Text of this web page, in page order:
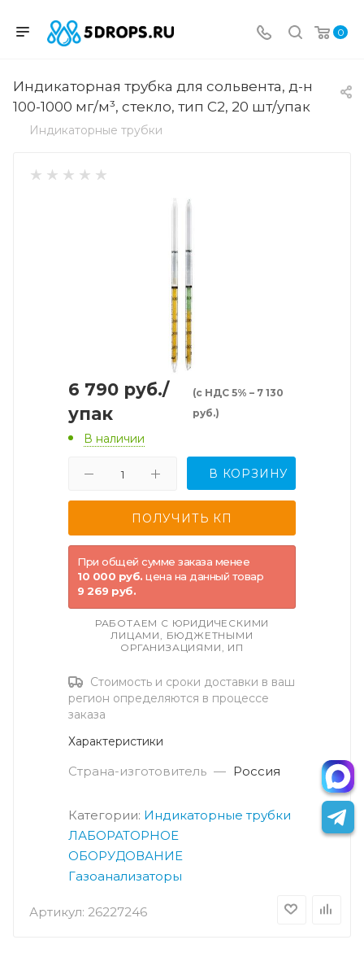
0
Индикаторная трубка для сольвента, д-н
100-1000 мг/м³, стекло, тип С2, 20 шт/упак
Индикаторные трубки
Артикул: 26227246
6 790 руб./
упак
(с НДС 5% – 7 130
руб.)
В наличии
В КОРЗИНУ
При общей сумме заказа менее
10 000 руб. цена на данный товар
9 269 руб.
РАБОТАЕМ С ЮРИДИЧЕСКИМИ
ЛИЦАМИ, БЮДЖЕТНЫМИ
ОРГАНИЗАЦИЯМИ, ИП
Стоимость и сроки доставки в ваш
регион определяются в процессе
заказа
Характеристики
Страна-изготовитель — Россия
Категории: Индикаторные трубки
ЛАБОРАТОРНОЕ
ОБОРУДОВАНИЕ
Газоанализаторы